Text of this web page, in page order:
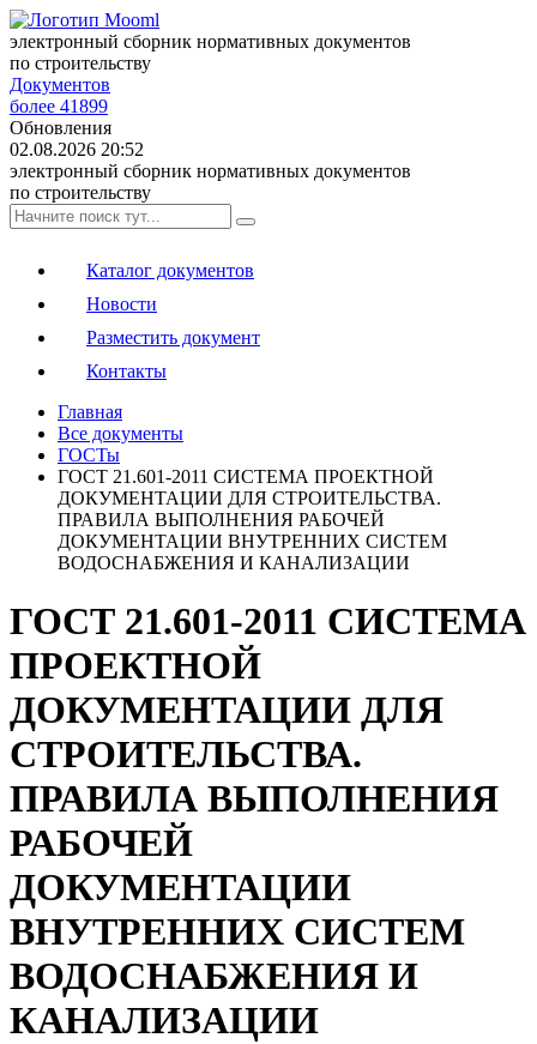
электронный сборник нормативных документов
по строительству
Документов
более 41899
Обновления
02.08.2026 20:52
электронный сборник нормативных документов
по строительству
Каталог документов
Новости
Разместить документ
Контакты
Главная
Все документы
ГОСТы
ГОСТ 21.601-2011 СИСТЕМА ПРОЕКТНОЙ
ДОКУМЕНТАЦИИ ДЛЯ СТРОИТЕЛЬСТВА.
ПРАВИЛА ВЫПОЛНЕНИЯ РАБОЧЕЙ
ДОКУМЕНТАЦИИ ВНУТРЕННИХ СИСТЕМ
ВОДОСНАБЖЕНИЯ И КАНАЛИЗАЦИИ
ГОСТ 21.601-2011 СИСТЕМА
ПРОЕКТНОЙ
ДОКУМЕНТАЦИИ ДЛЯ
СТРОИТЕЛЬСТВА.
ПРАВИЛА ВЫПОЛНЕНИЯ
РАБОЧЕЙ
ДОКУМЕНТАЦИИ
ВНУТРЕННИХ СИСТЕМ
ВОДОСНАБЖЕНИЯ И
КАНАЛИЗАЦИИ